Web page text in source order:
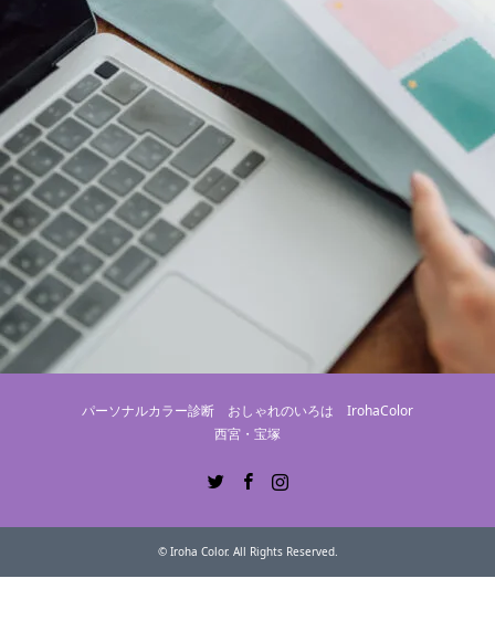
パーソナルカラー診断 おしゃれのいろは IrohaColor
西宮・宝塚
© Iroha Color. All Rights Reserved.